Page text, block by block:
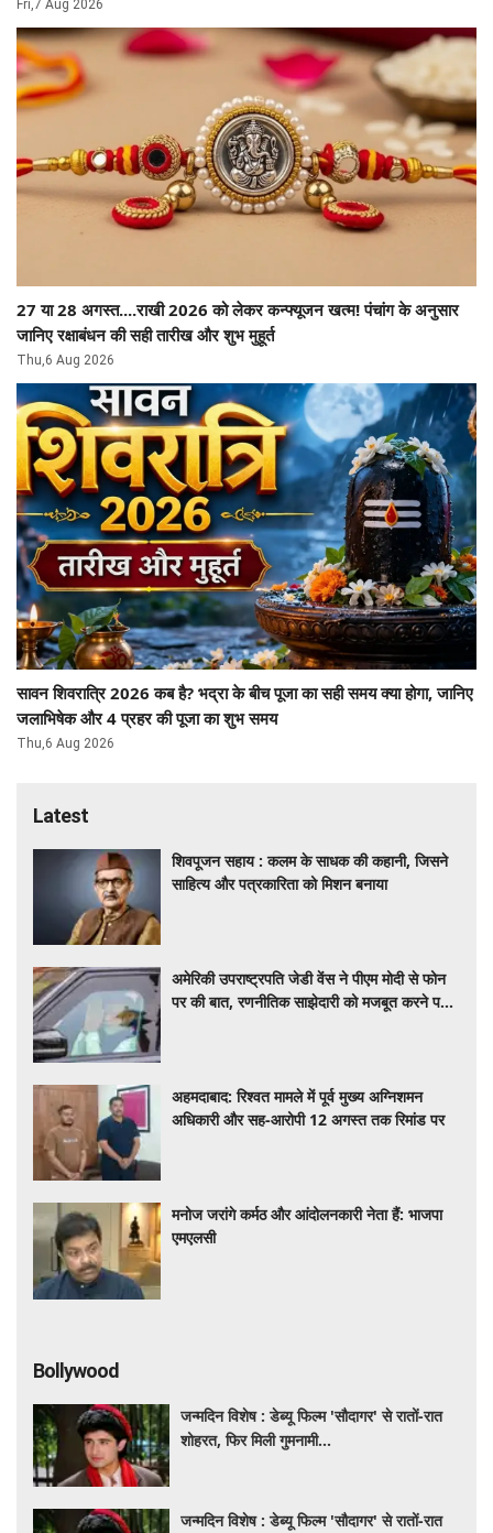
Fri,7 Aug 2026
27 या 28 अगस्त....राखी 2026 को लेकर कन्फ्यूजन खत्म! पंचांग के अनुसार
जानिए रक्षाबंधन की सही तारीख और शुभ मुहूर्त
Thu,6 Aug 2026
सावन शिवरात्रि 2026 कब है? भद्रा के बीच पूजा का सही समय क्या होगा, जानिए
जलाभिषेक और 4 प्रहर की पूजा का शुभ समय
Thu,6 Aug 2026
Latest
शिवपूजन सहाय : कलम के साधक की कहानी, जिसने
साहित्य और पत्रकारिता को मिशन बनाया
अमेरिकी उपराष्ट्रपति जेडी वेंस ने पीएम मोदी से फोन
पर की बात, रणनीतिक साझेदारी को मजबूत करने पर
अहमदाबाद: रिश्वत मामले में पूर्व मुख्य अग्निशमन
अधिकारी और सह-आरोपी 12 अगस्त तक रिमांड पर
मनोज जरांगे कर्मठ और आंदोलनकारी नेता हैं: भाजपा
एमएलसी
Bollywood
जन्मदिन विशेष : डेब्यू फिल्म 'सौदागर' से रातों-रात
शोहरत, फिर मिली गुमनामी...
जन्मदिन विशेष : डेब्यू फिल्म 'सौदागर' से रातों-रात